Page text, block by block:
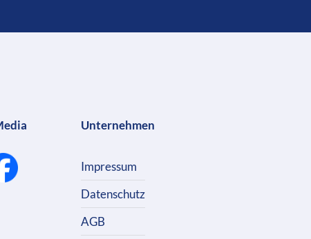
Unternehmen
Impressum
Datenschutz
AGB